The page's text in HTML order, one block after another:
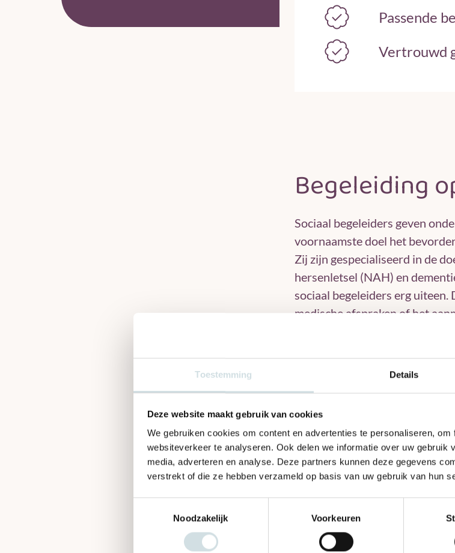
Toestemming Details
Deze website maakt gebruik van cookies
We gebruiken cookies om content en advertenties te personaliseren,
websiteverkeer te analyseren. Ook delen we informatie over uw gebruik
media, adverteren en analyse. Deze partners kunnen deze gegevens
verstrekt of die ze hebben verzameld op basis van uw gebruik van hun
Noodzakelijk
Voorkeuren
Passende
Vertrouwd
Begeleiding
Sociaal begeleiders geven
voornaamste doel het
Zij zijn gespecialiseerd in de
hersenletsel (NAH) en
sociaal begeleiders erg uiteen.
medische afspraken of het
begeleider ingezet worden
contact met andere